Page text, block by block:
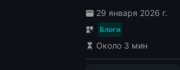
29 января 2026 г.
Блоги
Около 3 мин